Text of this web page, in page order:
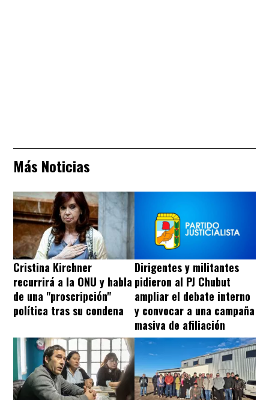
Más Noticias
Cristina Kirchner
recurrirá a la ONU y habla
de una "proscripción"
política tras su condena
Dirigentes y militantes
pidieron al PJ Chubut
ampliar el debate interno
y convocar a una campaña
masiva de afiliación